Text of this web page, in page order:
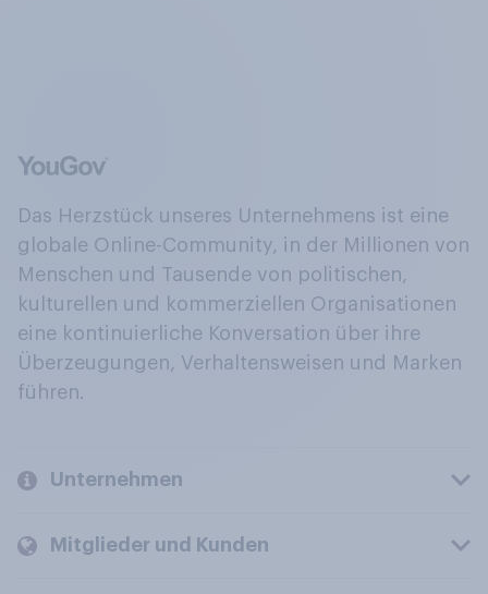
Das Herzstück unseres Unternehmens ist eine
globale Online-Community, in der Millionen von
Menschen und Tausende von politischen,
kulturellen und kommerziellen Organisationen
eine kontinuierliche Konversation über ihre
Überzeugungen, Verhaltensweisen und Marken
führen.
Unternehmen
Mitglieder und Kunden